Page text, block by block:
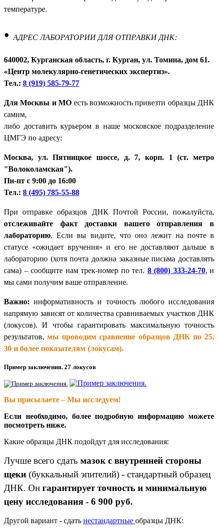
температуре.
• АДРЕС ЛАБОРАТОРИИ ДЛЯ ОТПРАВКИ ДНК:
640002, Курганская область, г. Курган, ул. Томина, дом 61.
«Центр молекулярно-генетических экспертиз».
Тел.: 8 (919) 585-79-77
Для Москвы и МО есть возможность привезти образцы ДНК
самим,
либо доставить курьером в наше московское подразделение
ЦМГЭ по адресу:
Москва, ул. Пятницкое шоссе, д. 7, корп. 1 (ст. метро
"Волоколамская").
Пн-пт с 9:00 до 16:00
Тел.: 8 (495) 785-55-88
При отправке образцов ДНК Почтой России, пожалуйста,
отслеживайте факт доставки вашего отправления в
лабораторию. Если вы видите, что оно лежит на почте в
статусе «ожидает вручения» и его не доставляют дальше в
лабораторию (хотя почта должна заказные письма доставлять
сама) – сообщите нам трек-номер по тел. 8 (800) 333-24-70, и
мы сами получим ваше отправление.
Важно: информативность и точность любого исследования
напрямую зависят от количества сравниваемых участков ДНК
(локусов). И чтобы гарантировать максимальную точность
результатов,мы проводим сравнение образцов ДНК по 25,
30 и более показателям (локусам).
Пример заключения. 27 локусов
Вы присылаете – Мы исследуем!
Если необходимо, более подробную информацию можете
посмотреть ниже.
Какие образцы ДНК подойдут для исследования:
Лучше всего сдать мазок с внутренней стороны
щеки (буккальный эпителий) - стандартный образец
ДНК. Он гарантирует точность и минимальную
цену исследования - 6 900 руб.
Другой вариант - сдать нестандартные образцы ДНК: